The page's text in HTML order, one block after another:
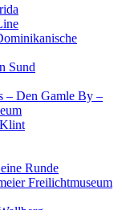
Sund
– Den Gamle By –
Runde
Freilichtmuseum